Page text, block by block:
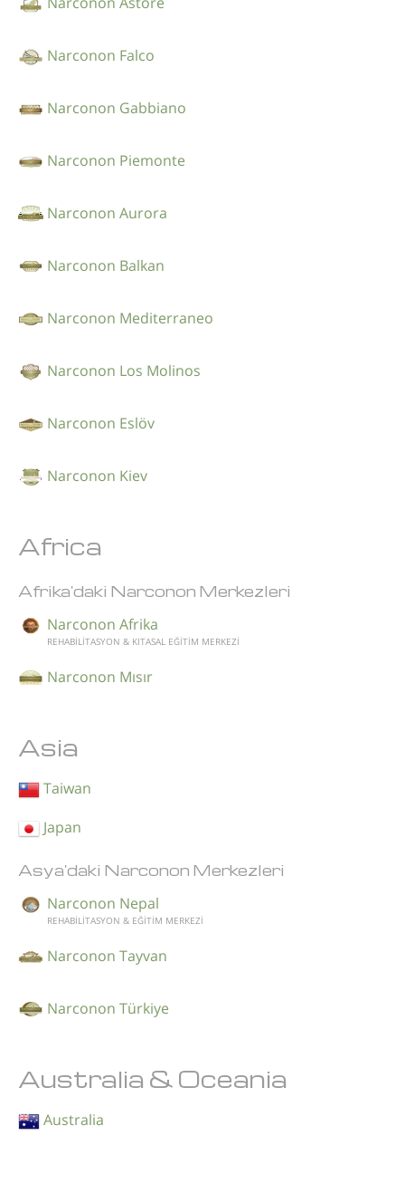
Narconon Falco
Narconon Gabbiano
Narconon Piemonte
Narconon Aurora
Narconon Balkan
Narconon Mediterraneo
Narconon Los Molinos
Narconon Eslöv
Narconon Kiev
Africa
Afrika'daki Narconon Merkezleri
Narconon Afrika
REHABİLİTASYON & KITASAL EĞİTİM MERKEZİ
Narconon Mısır
Asia
Taiwan
Japan
Asya'daki Narconon Merkezleri
Narconon Nepal
REHABİLİTASYON & EĞİTİM MERKEZİ
Narconon Tayvan
Narconon Türkiye
Australia & Oceania
Australia